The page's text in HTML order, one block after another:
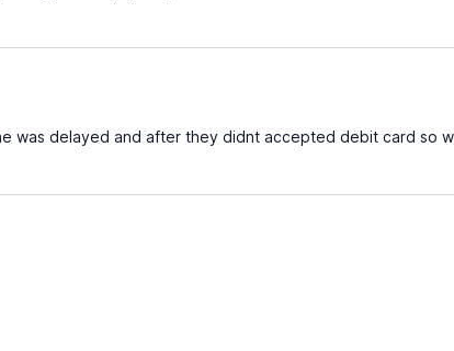
was delayed and after they didnt accepted debit card so